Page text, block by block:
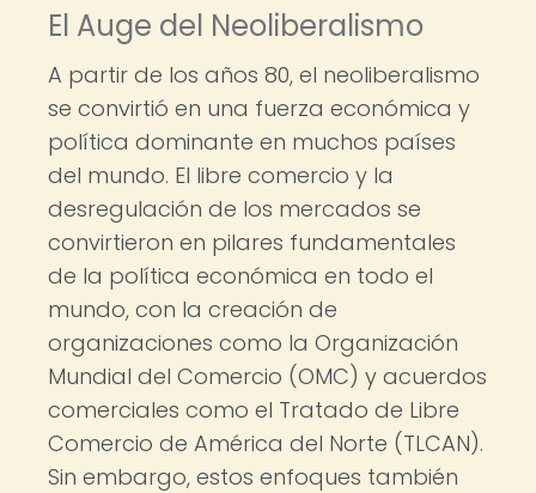
El Auge del Neoliberalismo
A partir de los años 80, el neoliberalismo
se convirtió en una fuerza económica y
política dominante en muchos países
del mundo. El libre comercio y la
desregulación de los mercados se
convirtieron en pilares fundamentales
de la política económica en todo el
mundo, con la creación de
organizaciones como la Organización
Mundial del Comercio (OMC) y acuerdos
comerciales como el Tratado de Libre
Comercio de América del Norte (TLCAN).
Sin embargo, estos enfoques también